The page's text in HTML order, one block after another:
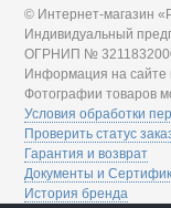
© Интернет-магазин
Индивидуальный
ОГРНИП №
Информация на сайте
Фотографии товаров
Условия обработки
Проверить статус
Гарантия и возврат
Документы и
История бренда